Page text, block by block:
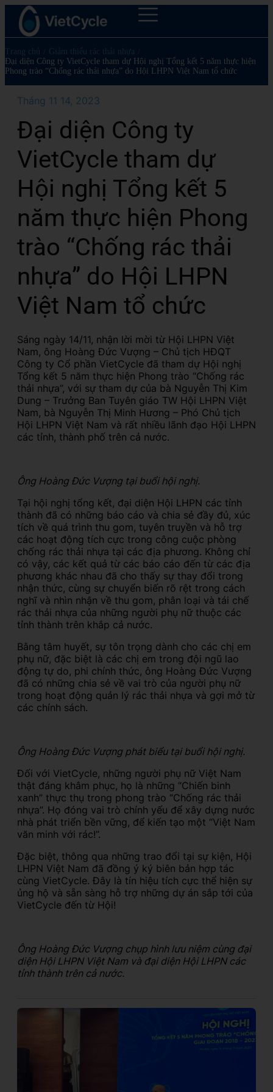
Trang chủ Giảm thiểu rác thải nhựa
Đại diện Công ty VietCycle tham dự Hội nghị Tổng kết 5 năm thực hiện
Phong trào “Chống rác thải nhựa” do Hội LHPN Việt Nam tổ chức
Tháng 11 14, 2023
Đại diện Công ty
VietCycle tham dự
Hội nghị Tổng kết 5
năm thực hiện Phong
trào “Chống rác thải
nhựa” do Hội LHPN
Việt Nam tổ chức
Sáng ngày 14/11, nhận lời mời từ Hội LHPN Việt
Nam, ông Hoàng Đức Vượng – Chủ tịch HĐQT
Công ty Cổ phần VietCycle đã tham dự Hội nghị
Tổng kết 5 năm thực hiện Phong trào “Chống rác
thải nhựa”, với sự tham dự của bà Nguyễn Thị Kim
Dung – Trưởng Ban Tuyên giáo TW Hội LHPN Việt
Nam, bà Nguyễn Thị Minh Hương – Phó Chủ tịch
Hội LHPN Việt Nam và rất nhiều lãnh đạo Hội LHPN
các tỉnh, thành phố trên cả nước.
Ông Hoàng Đức Vượng tại buổi hội nghị.
Tại hội nghị tổng kết, đại diện Hội LHPN các tỉnh
thành đã có những báo cáo và chia sẻ đầy đủ, xúc
tích về quá trình thu gom, tuyên truyền và hỗ trợ
các hoạt động tích cực trong công cuộc phòng
chống rác thải nhựa tại các địa phương. Không chỉ
có vậy, các kết quả từ các báo cáo đến từ các địa
phương khác nhau đã cho thấy sự thay đổi trong
nhận thức, cùng sự chuyển biến rõ rệt trong cách
nghĩ và nhìn nhận về thu gom, phân loại và tái chế
rác thải nhựa của những người phụ nữ thuộc các
tỉnh thành trên khắp cả nước.
Bằng tâm huyết, sự tôn trọng dành cho các chị em
phụ nữ, đặc biệt là các chị em trong đội ngũ lao
động tự do, phi chính thức, ông Hoàng Đức Vượng
đã có những chia sẻ về vai trò của người phụ nữ
trong hoạt động quản lý rác thải nhựa và gợi mở từ
các chính sách.
Ông Hoàng Đức Vượng phát biểu tại buổi hội nghị.
Đối với VietCycle, những người phụ nữ Việt Nam
thật đáng khâm phục, họ là những “Chiến binh
xanh” thực thụ trong phong trào “Chống rác thải
nhựa”. Họ đóng vai trò chính yếu để xây dựng nước
nhà phát triển bền vững, để kiến tạo một “Việt Nam
văn minh với rác!”.
Đặc biệt, thông qua những trao đổi tại sự kiện, Hội
LHPN Việt Nam đã đồng ý ký biên bản hợp tác
cùng VietCycle. Đây là tín hiệu tích cực thể hiện sự
ủng hộ và sẵn sàng hỗ trợ những dự án sắp tới của
VietCycle đến từ Hội!
Ông Hoàng Đức Vượng chụp hình lưu niệm cùng đại
diện Hội LHPN Việt Nam và đại diện Hội LHPN các
tỉnh thành trên cả nước.